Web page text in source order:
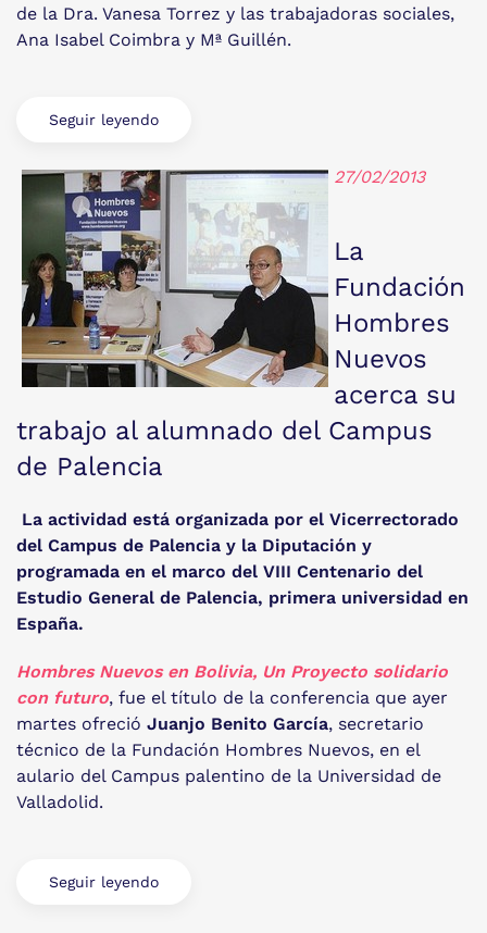
de la Dra. Vanesa Torrez y las trabajadoras sociales,
Ana Isabel Coimbra y Mª Guillén.
Seguir leyendo
27/02/2013
La
Fundación
Hombres
Nuevos
acerca su
trabajo al alumnado del Campus
de Palencia
La actividad está organizada por el Vicerrectorado
del Campus de Palencia y la Diputación y
programada en el marco del VIII Centenario del
Estudio General de Palencia, primera universidad en
España.
Hombres Nuevos en Bolivia, Un Proyecto solidario
con futuro, fue el título de la conferencia que ayer
martes ofreció Juanjo Benito García, secretario
técnico de la Fundación Hombres Nuevos, en el
aulario del Campus palentino de la Universidad de
Valladolid.
Seguir leyendo